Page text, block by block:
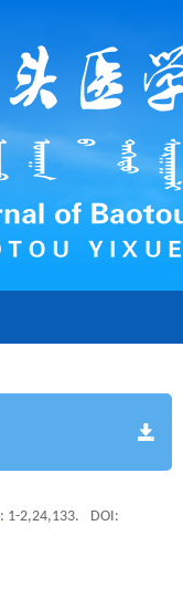
: 1-2,24,133.
DOI: